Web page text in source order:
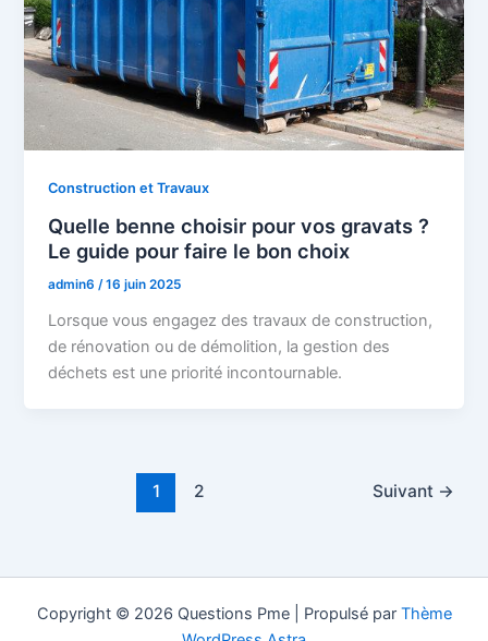
Construction et Travaux
Quelle benne choisir pour vos gravats ?
Le guide pour faire le bon choix
admin6 /16 juin 2025
Lorsque vous engagez des travaux de construction,
de rénovation ou de démolition, la gestion des
déchets est une priorité incontournable.
1 2 Suivant →
Copyright © 2026 Questions Pme | Propulsé par Thème